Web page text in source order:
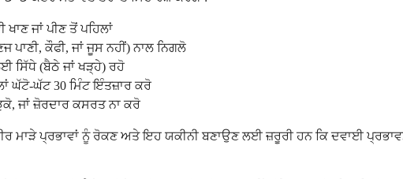
ਜਾਂ ਪੀਣ ਤੋਂ ਪਹਿਲਾਂ
ਪਾਣੀ, ਕੌਫੀ, ਜਾਂ ਜੂਸ ਨਹੀਂ) ਨਾਲ ਨਿਗਲੋ
ਸਿੱਧੇ (ਬੈਠੇ ਜਾਂ ਖੜ੍ਹੇ) ਰਹੋ
ਘੱਟੋ-ਘੱਟ 30 ਮਿੰਟ ਇੰਤਜ਼ਾਰ ਕਰੋ
ਜਾਂ ਜ਼ੋਰਦਾਰ ਕਸਰਤ ਨਾ ਕਰੋ
ਮਾੜੇ ਪ੍ਰਭਾਵਾਂ ਨੂੰ ਰੋਕਣ ਅਤੇ ਇਹ ਯਕੀਨੀ ਬਣਾਉਣ ਲਈ ਜ਼ਰੂਰੀ ਹਨ ਕਿ ਦਵਾਈ